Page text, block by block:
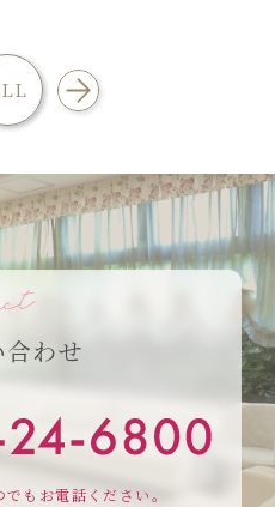
わせ
もお電話ください。